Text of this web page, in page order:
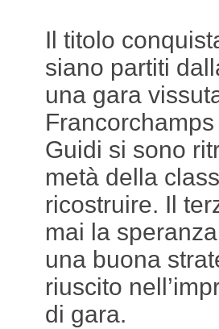
Il titolo
siano partiti
una gara
Guidi si sono
metà della
ricostruire. Il
mai la
una buona
riuscito
di gara.